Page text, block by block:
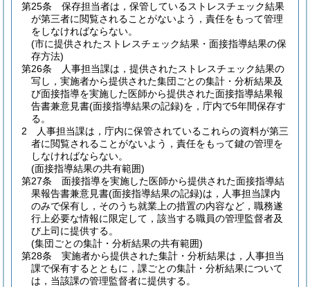
第25条
保存担当者は，保管しているストレスチェック結果
が第三者に閲覧されることがないよう，責任をもって管理
をしなければならない。
(市に提供されたストレスチェック結果・面接指導結果の保
存方法)
第26条
人事担当課は，提供されたストレスチェック結果の
写し，実施者から提供された集団ごとの集計・分析結果及
び面接指導を実施した医師から提供された面接指導結果報
告書兼意見書(面接指導結果の記録)を，庁内で5年間保存す
る。
2
人事担当課は，庁内に保管されているこれらの資料が第三
者に閲覧されることがないよう，責任をもって鍵の管理を
しなければならない。
(面接指導結果の共有範囲)
第27条
面接指導を実施した医師から提供された面接指導結
果報告書兼意見書(面接指導結果の記録)は，人事担当課内
のみで保有し，そのうち就業上の措置の内容など，職務遂
行上必要な情報に限定して，該当する職員の管理監督者及
び上司に提供する。
(集団ごとの集計・分析結果の共有範囲)
第28条
実施者から提供された集計・分析結果は，人事担当
課で保有するとともに，課ごとの集計・分析結果について
は，当該課の管理監督者に提供する。